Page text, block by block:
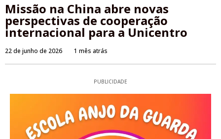
Missão na China abre novas
perspectivas de cooperação
internacional para a Unicentro
22 de junho de 2026 1 mês atrás
PUBLICIDADE